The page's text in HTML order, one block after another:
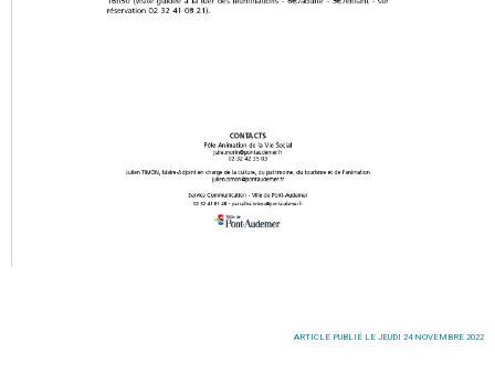
ARTICLE PUBLIÉ LE JEUDI 24 NOVEMBRE 2022